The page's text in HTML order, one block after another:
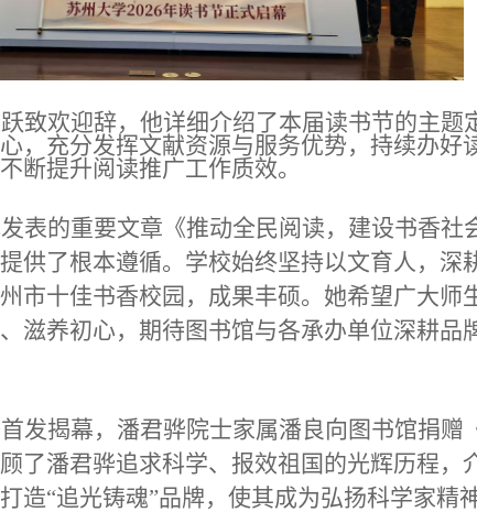
致欢迎辞，他详细介绍了本届读书节的主题
，充分发挥文献资源与服务优势，持续办好
断提升阅读推广工作质效。
表的重要文章《推动全民阅读，建设书香社
供了根本遵循。学校始终坚持以文育人，深
市十佳书香校园，成果丰硕。她希望广大师
滋养初心，期待图书馆与各承办单位深耕品
发揭幕，潘君骅院士家属潘良向图书馆捐赠
了潘君骅追求科学、报效祖国的光辉历程，
造“追光铸魂”品牌，使其成为弘扬科学家精